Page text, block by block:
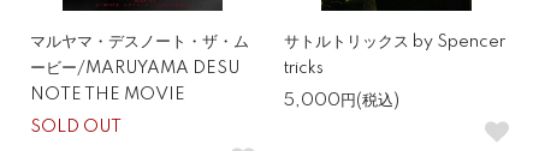
マルヤマ・デスノート・ザ・ム
ービー/MARUYAMA DESU
NOTE THE MOVIE
SOLD OUT
サトルトリックス by Spencer
tricks
5,000円(税込)